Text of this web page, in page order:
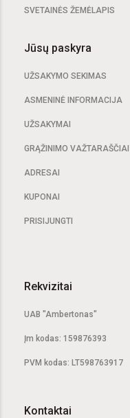
SVETAINĖS ŽEMĖLAPIS
Jūsų paskyra
UŽSAKYMO SEKIMAS
ASMENINĖ INFORMACIJA
UŽSAKYMAI
GRĄŽINIMO VAŽTARAŠČIAI
ADRESAI
KUPONAI
PRISIJUNGTI
Rekvizitai
UAB "Ambertonas"
Įm kodas: 159876393
PVM kodas: LT598763917
Kontaktai